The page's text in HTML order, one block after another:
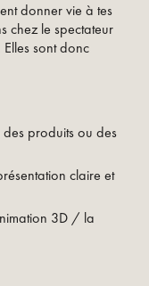
donner vie à tes
chez le spectateur
Elles sont donc
produits ou des
claire et
3D / la